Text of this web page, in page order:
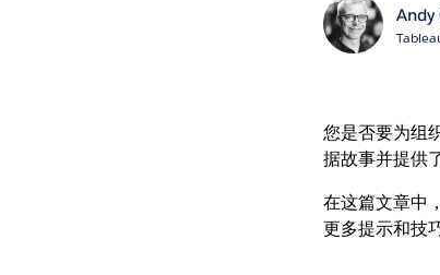
Andy
您是否要为组
据故事并提供
在这篇文章中
更多提示和技